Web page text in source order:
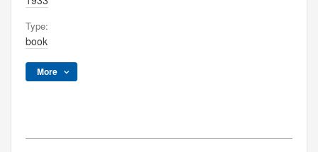
Type:
book
More